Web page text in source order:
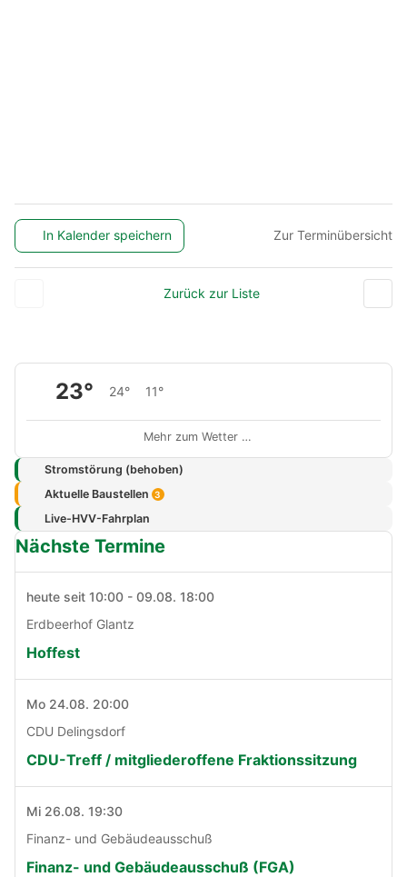
In Kalender speichern Zur Terminübersicht
Zurück zur Liste
23° 24° 11°
Mehr zum Wetter …
Stromstörung (behoben)
Aktuelle Baustellen 3
Live-HVV-Fahrplan
Nächste Termine
heute seit 10:00 - 09.08. 18:00
Erdbeerhof Glantz
Hoffest
Mo 24.08. 20:00
CDU Delingsdorf
CDU-Treff / mitgliederoffene Fraktionssitzung
Mi 26.08. 19:30
Finanz- und Gebäudeausschuß
Finanz- und Gebäudeausschuß (FGA)